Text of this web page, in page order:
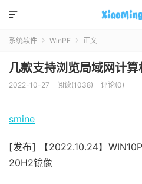

系统软件  WinPE  正文
几款支持浏览局域网计
2022-10-27 阅读(1038) 评论(0)
smine
[发布]
【2022.10.24】
20H2镜像